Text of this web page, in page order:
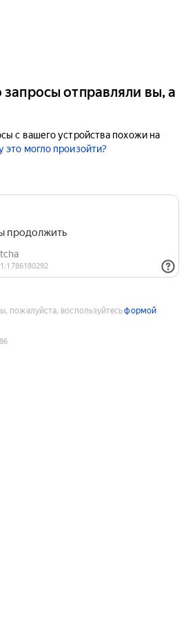
отправляли вы, а
с вашего устройства похожи на
это могло произойти?
пожалуйста, воспользуйтесьформой